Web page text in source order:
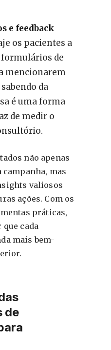
e feedback
os pacientes a
de
mencionarem
da
é uma forma
de medir o
não apenas
mas
valiosos
ações. Com os
práticas,
cada
mais bem-
de